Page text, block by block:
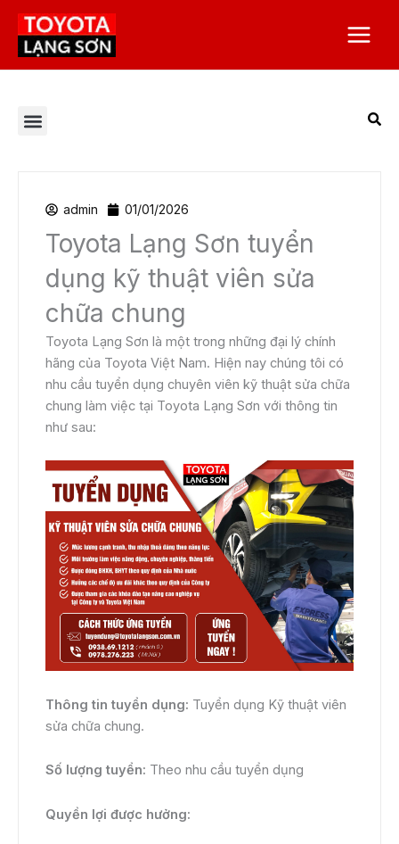
Nhảy
dung
Menu
admin 01/01/2026
Toyota Lạng Sơn tuyển
dụng kỹ thuật viên sửa
chữa chung
Toyota Lạng Sơn là một trong những đại lý chính
hãng của Toyota Việt Nam. Hiện nay chúng tôi có
nhu cầu tuyển dụng chuyên viên kỹ thuật sửa chữa
chung làm việc tại Toyota Lạng Sơn với thông tin
như sau:
Thông tin tuyển dụng: Tuyển dụng Kỹ thuật viên
sửa chữa chung.
Số lượng tuyển: Theo nhu cầu tuyển dụng
Quyền lợi được hưởng: